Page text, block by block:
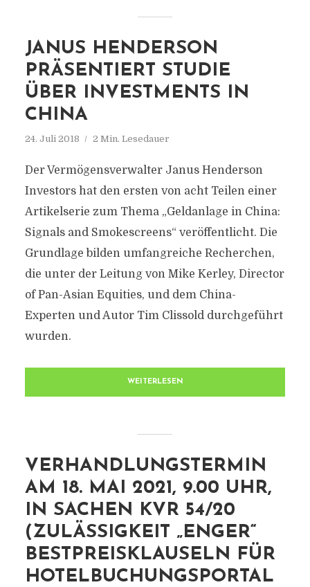
JANUS HENDERSON
PRÄSENTIERT STUDIE
ÜBER INVESTMENTS IN
CHINA
24. Juli 2018 2 Min. Lesedauer
Der Vermögensverwalter Janus Henderson
Investors hat den ersten von acht Teilen einer
Artikelserie zum Thema „Geldanlage in China:
Signals and Smokescreens“ veröffentlicht. Die
Grundlage bilden umfangreiche Recherchen,
die unter der Leitung von Mike Kerley, Director
of Pan-Asian Equities, und dem China-
Experten und Autor Tim Clissold durchgeführt
wurden.
WEITERLESEN
VERHANDLUNGSTERMIN
AM 18. MAI 2021, 9.00 UHR,
IN SACHEN KVR 54/20
(ZULÄSSIGKEIT „ENGER“
BESTPREISKLAUSELN FÜR
HOTELBUCHUNGSPORTAL